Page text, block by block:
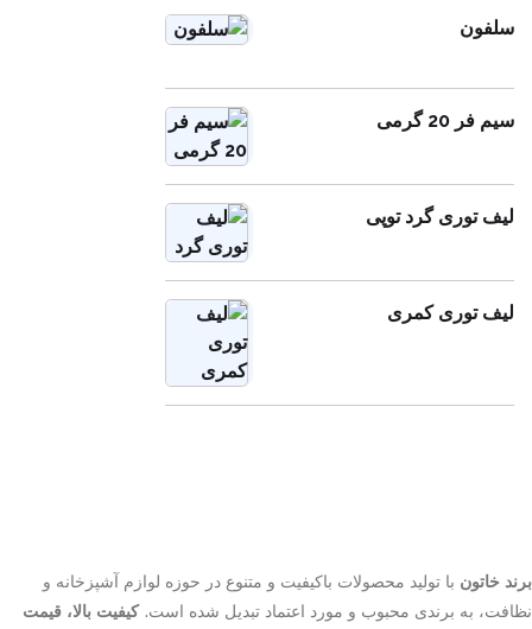
سلفون
سیم فر 20 گرمی
لیف توری گرد توپی
لیف توری کمری
برند خاتون با تولید محصولات باکیفیت و متنوع در حوزه لوازم آشپزخانه و
نظافت، به برندی محبوب و مورد اعتماد تبدیل شده است.کیفیت بالا، قیمت